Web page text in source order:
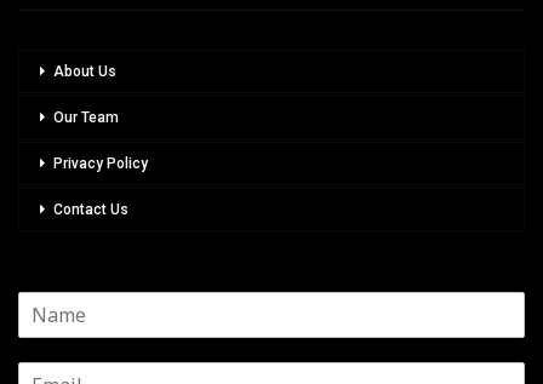
About Us
Our Team
Privacy Policy
Contact Us